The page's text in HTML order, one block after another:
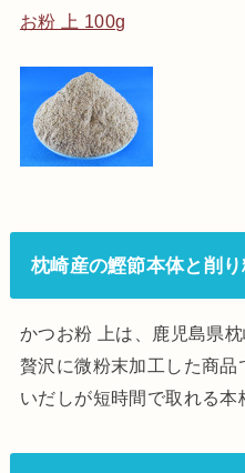
お粉 上 100g
枕崎産の鰹節本体と削
かつお粉 上は、鹿児島県
贅沢に微粉末加工した商
いだしが短時間で取れる本